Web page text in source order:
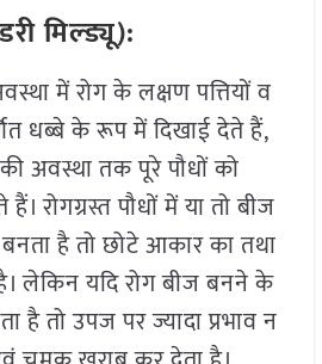
मिल्ड्यू):
में रोग के लक्षण पत्तियों व
धब्बे के रूप में दिखाई देते हैं,
अवस्था तक पूरे पौधों को
रोगग्रस्त पौधों में या तो बीज
है तो छोटे आकार का तथा
लेकिन यदि रोग बीज बनने के
है तो उपज पर ज्यादा प्रभाव न